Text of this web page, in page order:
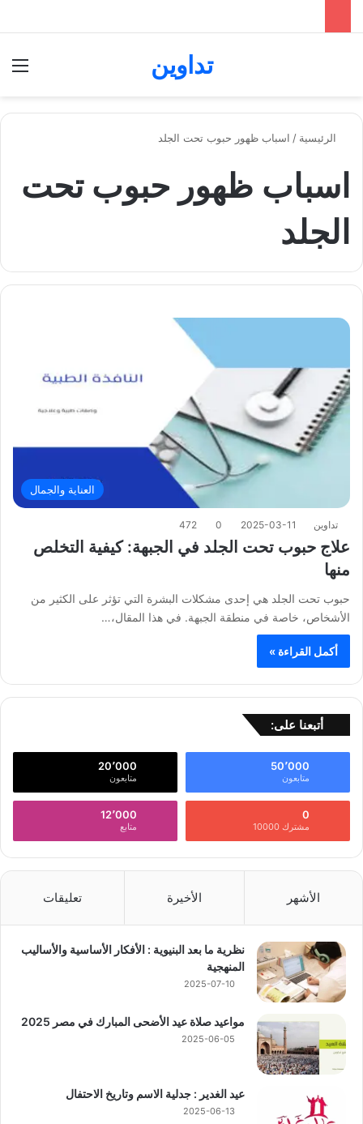
تداوين
الرئيسية / اسباب ظهور حبوب تحت الجلد
اسباب ظهور حبوب تحت
الجلد
العناية والجمال
تداوين 2025-03-11
0
472
علاج حبوب تحت الجلد في الجبهة: كيفية التخلص
منها
حبوب تحت الجلد هي إحدى مشكلات البشرة التي تؤثر على الكثير من
الأشخاص، خاصة في منطقة الجبهة. في هذا المقال،…
أكمل القراءة »
أتبعنا على:
50٬000
متابعون
20٬000
متابعون
0
مشترك 10000
12٬000
متابع
الأشهر الأخيرة تعليقات
نظرية ما بعد البنيوية : الأفكار الأساسية والأساليب
المنهجية
2025-07-10
مواعيد صلاة عيد الأضحى المبارك في مصر 2025
2025-06-05
عيد الغدير : جدلية الاسم وتاريخ الاحتفال
2025-06-13